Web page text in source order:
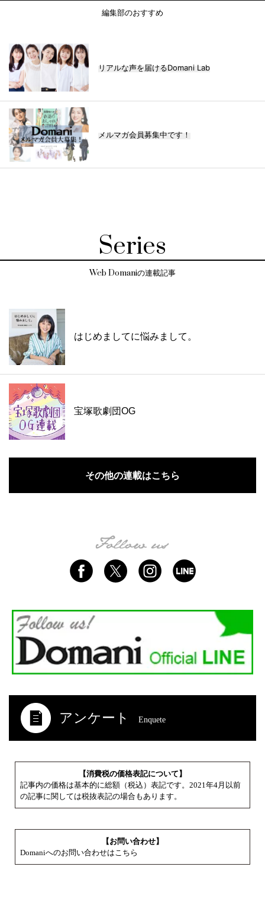
編集部のおすすめ
リアルな声を届けるDomani Lab
メルマガ会員募集中です！
Series
Web Domaniの連載記事
はじめましてに悩みまして。
宝塚歌劇団OG
その他の連載はこちら
アンケート Enquete
【消費税の価格表記について】
記事内の価格は基本的に総額（税込）表記です。2021年4月以前
の記事に関しては税抜表記の場合もあります。
【お問い合わせ】
Domaniへのお問い合わせはこちら